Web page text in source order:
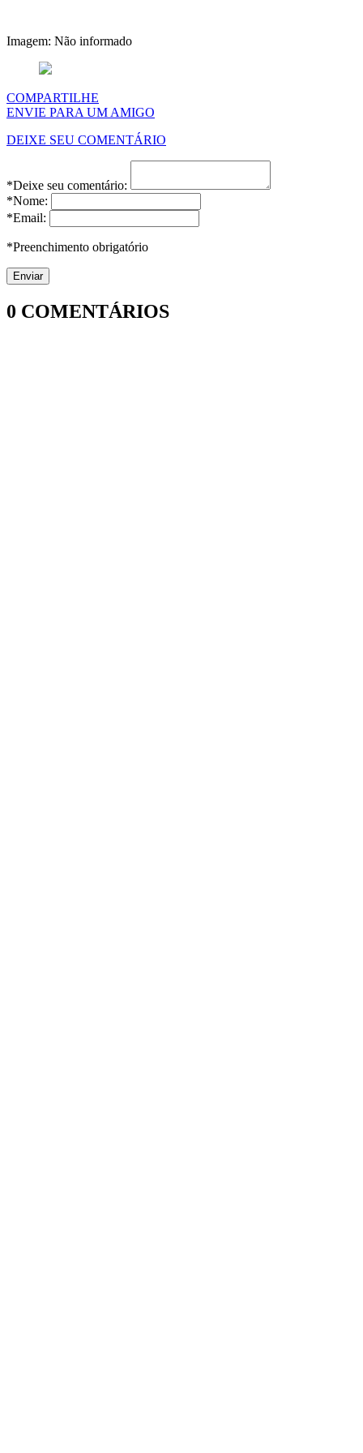
Imagem: Não informado
COMPARTILHE
ENVIE PARA UM AMIGO
DEIXE SEU COMENTÁRIO
*Deixe seu comentário:
*Nome:
*Email:
*Preenchimento obrigatório
0 COMENTÁRIOS